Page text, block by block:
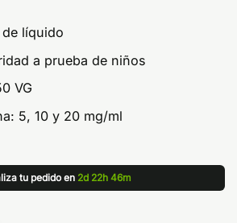
de líquido
a prueba de niños
VG
5, 10 y 20 mg/ml
tu pedido en 2d 22h 46m